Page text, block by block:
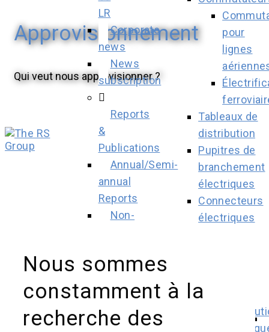
LR
Corporate
news
News
subscription
Reports
&
Publications
Annual/Semi-
annual
Reports
Non-
Presentations
Webcasts
Securities
pour
lignes
Tableaux de
distribution
Pupitres de
branchement
électriques
Connecteurs
électriques
Industries
Approvisionnement
Qui veut nous approvisionner ?
Nous sommes
constamment à la
recherche des